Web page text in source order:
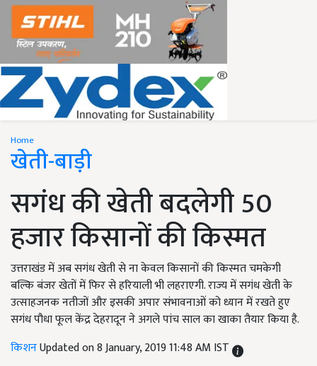
Home
खेती-बाड़ी
सगंध की खेती बदलेगी 50
हजार किसानों की किस्मत
उत्तराखंड में अब सगंध खेती से ना केवल किसानों की किस्मत चमकेगी
बल्कि बंजर खेतों में फिर से हरियाली भी लहराएगी. राज्य में सगंध खेती के
उत्साहजनक नतीजों और इसकी अपार संभावनाओं को ध्यान में रखते हुए
सगंध पौधा फूल केंद्र देहरादून ने अगले पांच साल का खाका तैयार किया है.
किशनUpdated on 8 January, 2019 11:48 AM IST